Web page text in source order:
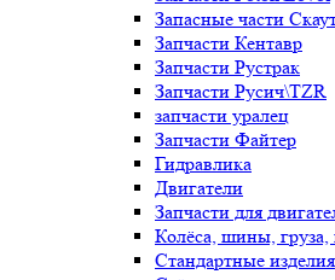
Запасные части
Запчасти Кентавр
Запчасти Рустрак
Запчасти Русич\TZR
запчасти уралец
Запчасти Файтер
Гидравлика
Двигатели
Запчасти для
Колёса, шины, груза,
Стандартные изделия